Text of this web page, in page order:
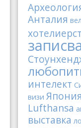
Анталия
интелект
визи Япония
Lufthansa
выставка